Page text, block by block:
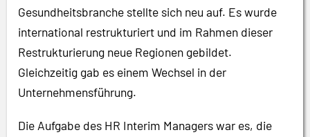
Gesundheitsbranche stellte sich neu auf. Es wurde
international restrukturiert und im Rahmen dieser
Restrukturierung neue Regionen gebildet.
Gleichzeitig gab es einem Wechsel in der
Unternehmensführung.
Die Aufgabe des HR Interim Managers war es, die